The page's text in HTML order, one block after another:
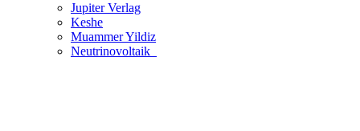
Jupiter Verlag
Keshe
Muammer Yildiz
Neutrinovoltaik